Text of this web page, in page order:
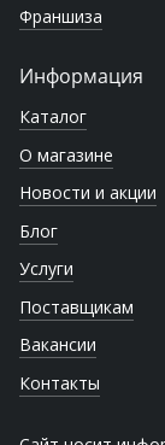
Франшиза
Информация
Каталог
О магазине
Новости и акции
Блог
Услуги
Поставщикам
Вакансии
Контакты